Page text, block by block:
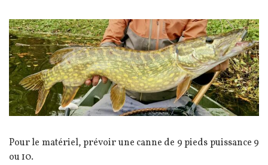
Image
Texte
Pour le matériel, prévoir une canne de 9 pieds puissance 9
ou 10.